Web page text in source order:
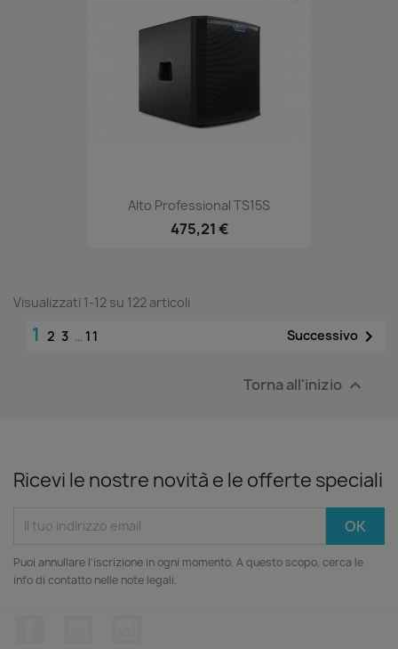
Alto Professional TS15S
475,21 €
Visualizzati 1-12 su 122 articoli
1 2 3 11 Successivo 
Torna all'inizio 
Ricevi le nostre novità e le offerte speciali
Puoi annullare l'iscrizione in ogni momento. A questo scopo, cerca le
info di contatto nelle note legali.